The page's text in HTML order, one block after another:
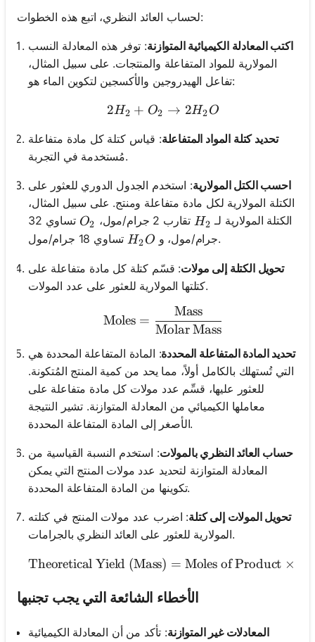
لحساب العائد النظري، اتبع هذه الخطوات:
اكتب المعادلة الكيميائية المتوازنة: توفر هذه المعادلة النسب
المولارية للمواد المتفاعلة والمنتجات. على سبيل المثال،
تفاعل الهيدروجين والأكسجين لتكوين الماء هو:
2H_2 + O_2 \rightarrow
2H2 + O2 → 2H2O
تحديد كتلة المواد المتفاعلة: قياس كتلة كل مادة متفاعلة
مُستخدمة في التجربة.
احسب الكتل المولارية: استخدم الجدول الدوري للعثور على
الكتلة المولارية لكل مادة متفاعلة ومنتج. على سبيل المثال،
الكتلة المولارية لـH_2
H2 تقارب 2 جرام/مول، O_2
O2
تساوي 32
جرام/مول، وH_2O
H2O تساوي 18 جرام/مول.
تحويل الكتلة إلى مولات: قسّم كتلة كل مادة متفاعلة على
كتلتها المولارية للعثور على عدد المولات.
\text{Moles} =
Moles =
Molar Mass
Mass
تحديد المادة المتفاعلة المحددة: المادة المتفاعلة المحددة هي
التي تُستهلك بالكامل أولاً، مما يحد من كمية المنتج المُتكونة.
للعثور عليها، قسِّم عدد مولات كل مادة متفاعلة على
معاملها الكيميائي من المعادلة المتوازنة. تشير النتيجة
الأصغر إلى المادة المتفاعلة المحددة.
حساب العائد النظري بالمولات: استخدم النسبة القياسية من
المعادلة المتوازنة لتحديد عدد مولات المنتج التي يمكن
تكوينها من المادة المتفاعلة المحددة.
تحويل المولات إلى كتلة: اضرب عدد مولات المنتج في كتلته
المولارية للعثور على العائد النظري بالجرامات.
Theoretical Yield (Mass) = Moles of Product ×
الأخطاء الشائعة التي يجب تجنبها
المعادلات غير المتوازنة: تأكد من أن المعادلة الكيميائية